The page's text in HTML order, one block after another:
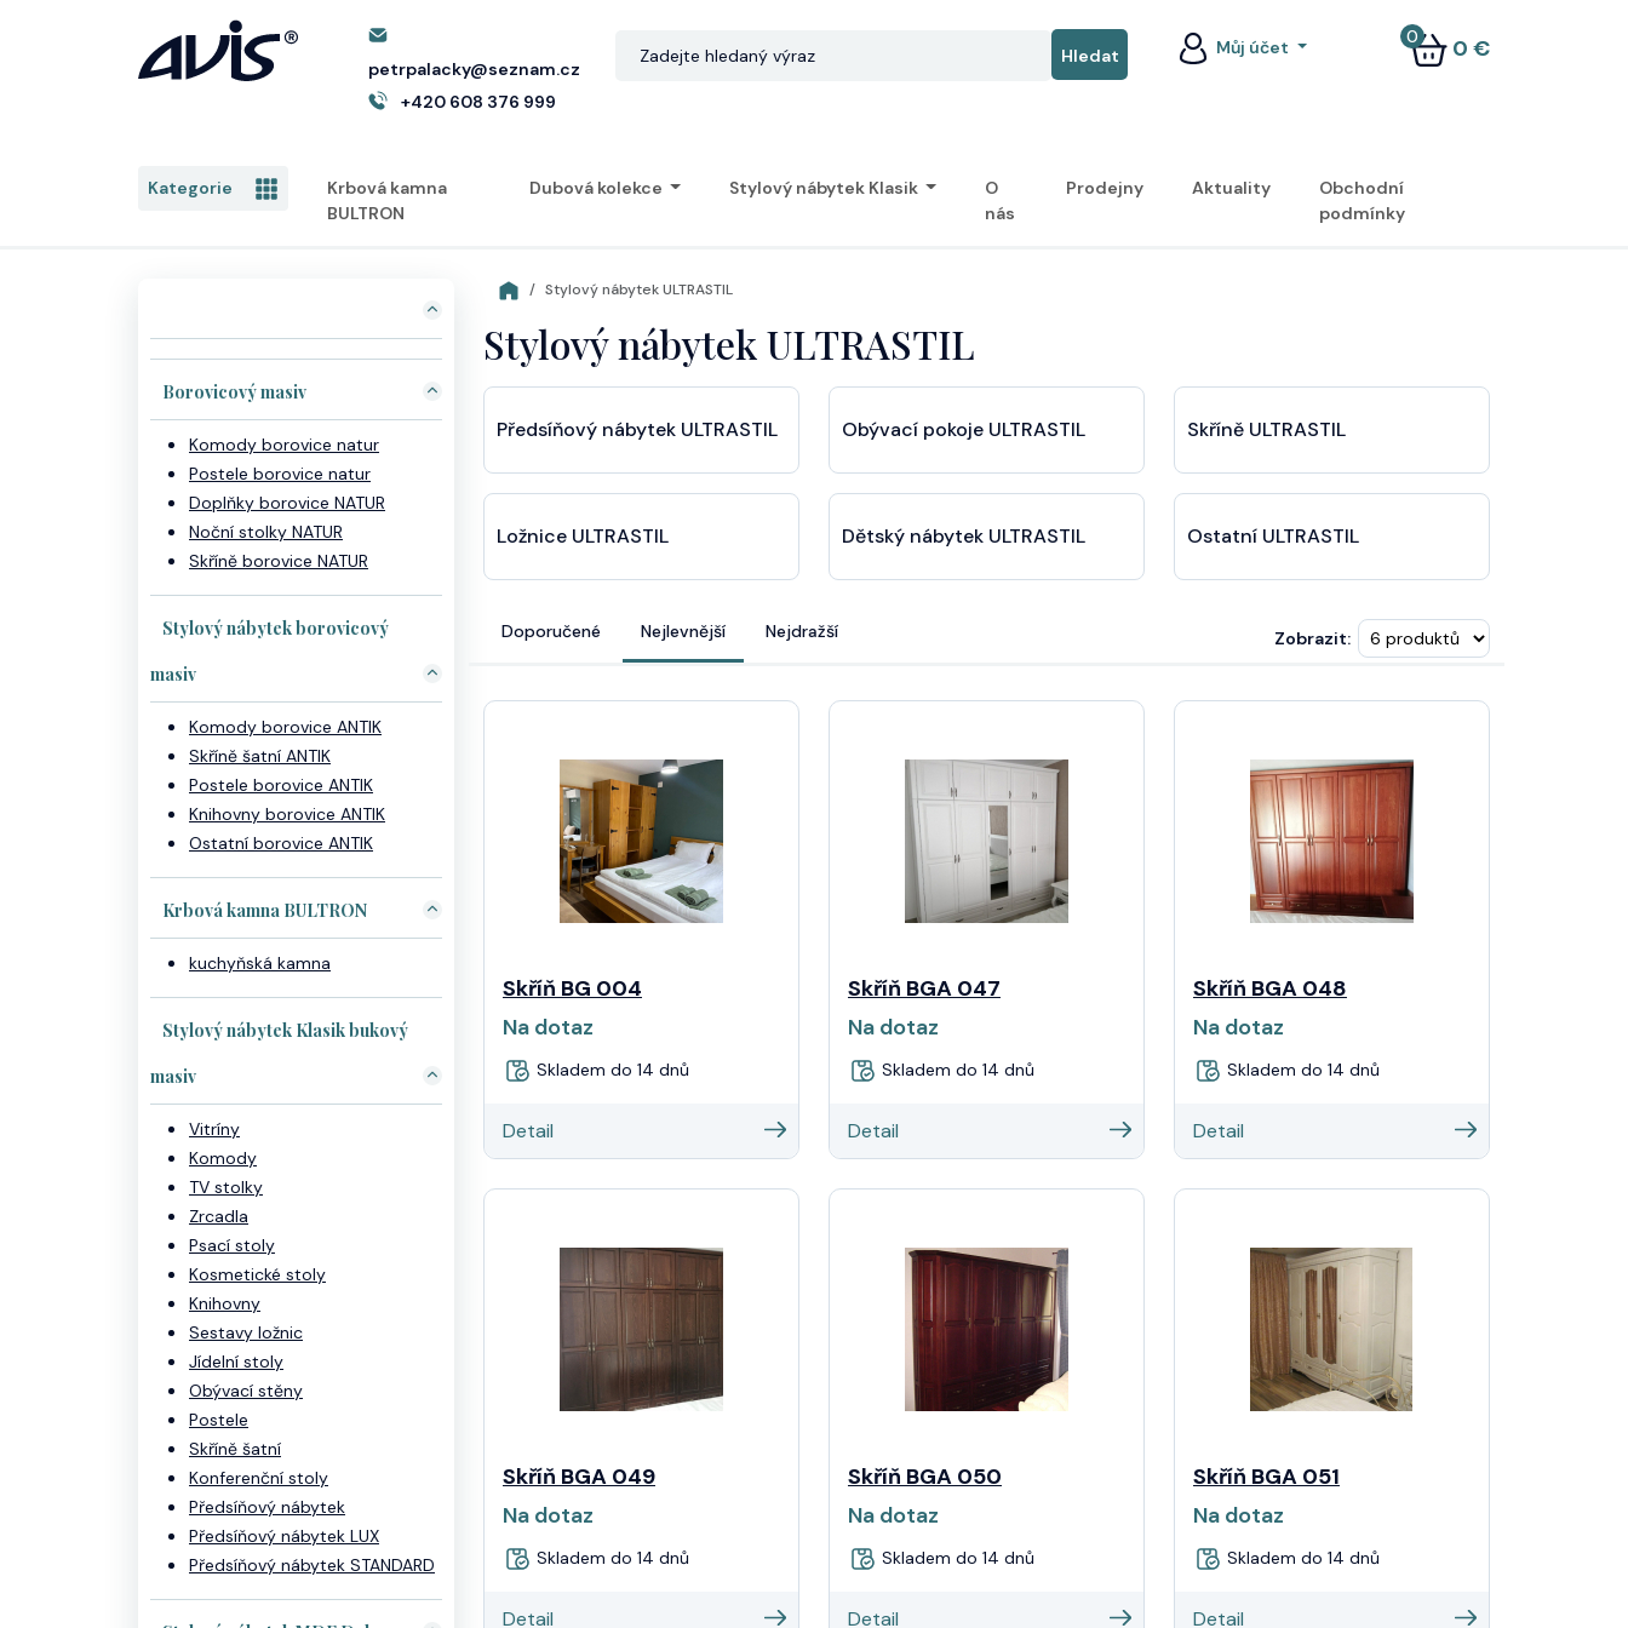
petrpalacky@seznam.cz
+420 608 376 999
Můj účet 0 €
0
Kategorie
Krbová kamna
BULTRON
Dubová kolekce Stylový nábytek Klasik
O
nás
Prodejny Aktuality
Obchodní
podmínky
Borovicový masiv
Komody borovice natur
Postele borovice natur
Doplňky borovice NATUR
Noční stolky NATUR
Skříně borovice NATUR
Stylový nábytek borovicový
masiv
Komody borovice ANTIK
Skříně šatní ANTIK
Postele borovice ANTIK
Knihovny borovice ANTIK
Ostatní borovice ANTIK
Krbová kamna BULTRON
kuchyňská kamna
Stylový nábytek Klasik bukový
masiv
Vitríny
Komody
TV stolky
Zrcadla
Psací stoly
Kosmetické stoly
Knihovny
Sestavy ložnic
Jídelní stoly
Obývací stěny
Postele
Skříně šatní
Konferenční stoly
Předsíňový nábytek
Předsíňový nábytek LUX
Předsíňový nábytek STANDARD
Stylový nábytek ULTRASTIL
Stylový nábytek ULTRASTIL
Předsíňový nábytek ULTRASTIL Obývací pokoje ULTRASTIL Skříně ULTRASTIL
Ložnice ULTRASTIL Dětský nábytek ULTRASTIL Ostatní ULTRASTIL
Doporučené Nejlevnější Nejdražší Zobrazit:
Skříň BG 004
Na dotaz
Skladem do 14 dnů
Detail
Skříň BGA 047
Na dotaz
Skladem do 14 dnů
Detail
Skříň BGA 048
Na dotaz
Skladem do 14 dnů
Detail
Skříň BGA 049
Na dotaz
Skladem do 14 dnů
Detail
Skříň BGA 050
Na dotaz
Skladem do 14 dnů
Detail
Skříň BGA 051
Na dotaz
Skladem do 14 dnů
Detail